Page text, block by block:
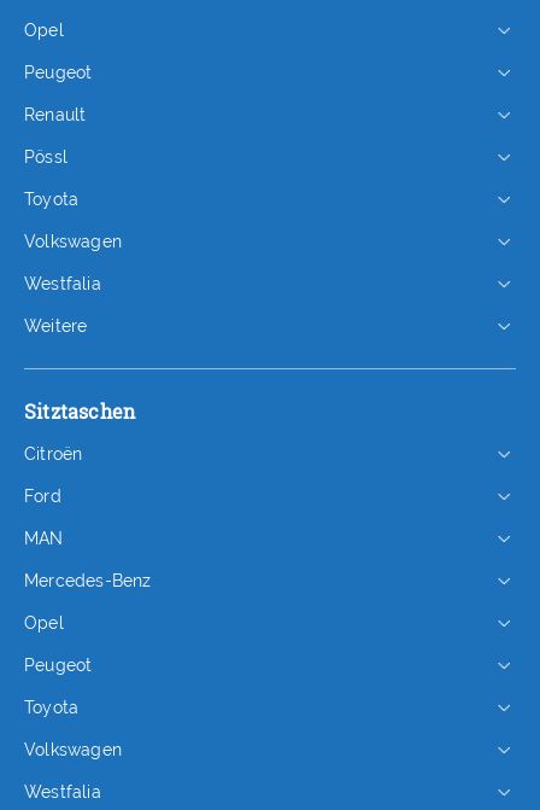
Opel
Peugeot
Renault
Pössl
Toyota
Volkswagen
Westfalia
Weitere
Sitztaschen
Citroën
Ford
MAN
Mercedes-Benz
Opel
Peugeot
Toyota
Volkswagen
Westfalia